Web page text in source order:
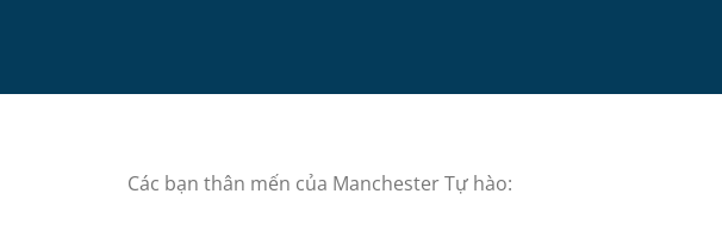
Các bạn thân mến của Manchester Tự hào: